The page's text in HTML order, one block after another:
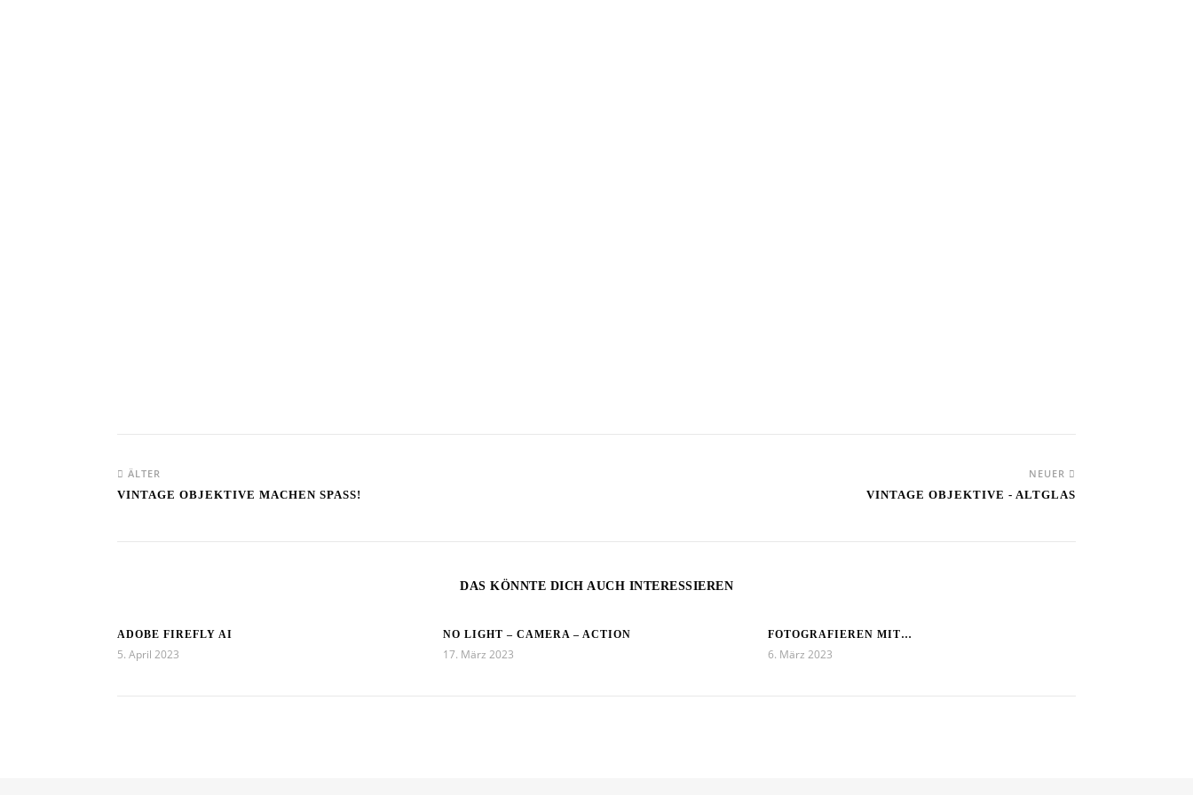
ÄLTER
VINTAGE OBJEKTIVE MACHEN SPASS!
NEUER
VINTAGE OBJEKTIVE - ALTGLAS
DAS KÖNNTE DICH AUCH INTERESSIEREN
ADOBE FIREFLY AI
5. April 2023
NO LIGHT – CAMERA – ACTION
17. März 2023
FOTOGRAFIEREN MIT…
6. März 2023